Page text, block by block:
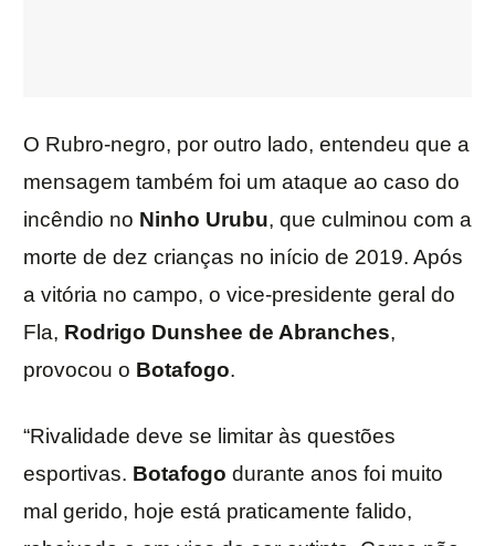
O Rubro-negro, por outro lado, entendeu que a
mensagem também foi um ataque ao caso do
incêndio no Ninho Urubu, que culminou com a
morte de dez crianças no início de 2019. Após
a vitória no campo, o vice-presidente geral do
Fla, Rodrigo Dunshee de Abranches,
provocou o Botafogo.
“Rivalidade deve se limitar às questões
esportivas. Botafogo durante anos foi muito
mal gerido, hoje está praticamente falido,